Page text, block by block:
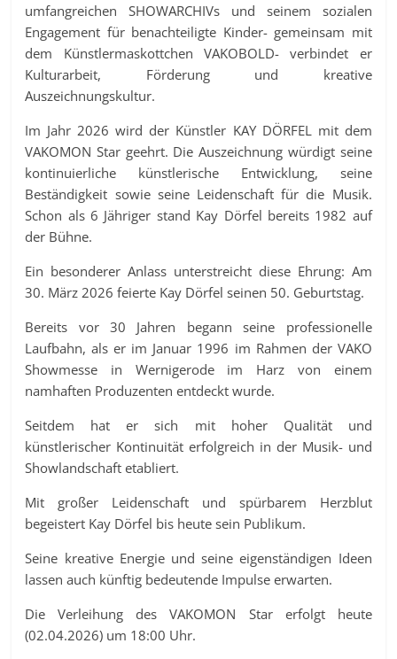
umfangreichen SHOWARCHIVs und seinem sozialen
Engagement für benachteiligte Kinder- gemeinsam mit
dem Künstlermaskottchen VAKOBOLD- verbindet er
Kulturarbeit, Förderung und kreative
Auszeichnungskultur.
Im Jahr 2026 wird der Künstler KAY DÖRFEL mit dem
VAKOMON Star geehrt. Die Auszeichnung würdigt seine
kontinuierliche künstlerische Entwicklung, seine
Beständigkeit sowie seine Leidenschaft für die Musik.
Schon als 6 Jähriger stand Kay Dörfel bereits 1982 auf
der Bühne.
Ein besonderer Anlass unterstreicht diese Ehrung: Am
30. März 2026 feierte Kay Dörfel seinen 50. Geburtstag.
Bereits vor 30 Jahren begann seine professionelle
Laufbahn, als er im Januar 1996 im Rahmen der VAKO
Showmesse in Wernigerode im Harz von einem
namhaften Produzenten entdeckt wurde.
Seitdem hat er sich mit hoher Qualität und
künstlerischer Kontinuität erfolgreich in der Musik- und
Showlandschaft etabliert.
Mit großer Leidenschaft und spürbarem Herzblut
begeistert Kay Dörfel bis heute sein Publikum.
Seine kreative Energie und seine eigenständigen Ideen
lassen auch künftig bedeutende Impulse erwarten.
Die Verleihung des VAKOMON Star erfolgt heute
(02.04.2026) um 18:00 Uhr.